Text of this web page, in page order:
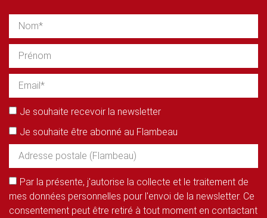
Je souhaite recevoir la newsletter
Je souhaite être abonné au Flambeau
Par la présente, j'autorise la collecte et le traitement de
mes données personnelles pour l'envoi de la newsletter. Ce
consentement peut être retiré à tout moment en contactant